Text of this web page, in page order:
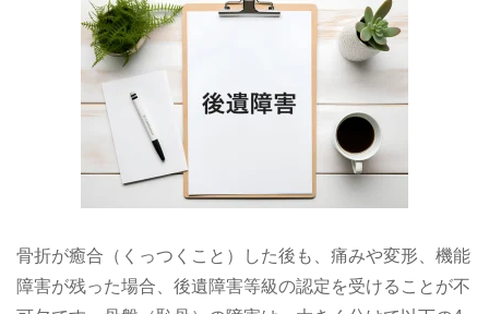
骨折が癒合（くっつくこと）した後も、痛みや変形、機能
障害が残った場合、後遺障害等級の認定を受けることが不